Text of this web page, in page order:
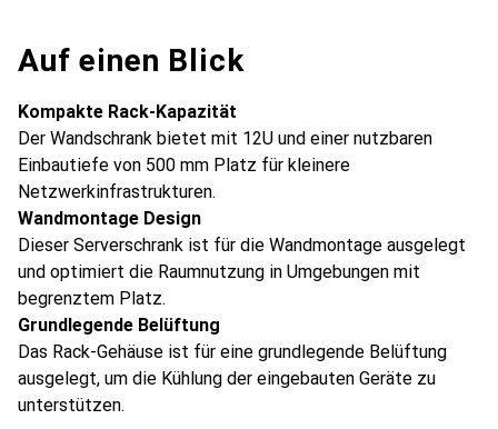
Auf einen Blick
Kompakte Rack-Kapazität
Der Wandschrank bietet mit 12U und einer nutzbaren
Einbautiefe von 500 mm Platz für kleinere
Netzwerkinfrastrukturen.
Wandmontage Design
Dieser Serverschrank ist für die Wandmontage ausgelegt
und optimiert die Raumnutzung in Umgebungen mit
begrenztem Platz.
Grundlegende Belüftung
Das Rack-Gehäuse ist für eine grundlegende Belüftung
ausgelegt, um die Kühlung der eingebauten Geräte zu
unterstützen.